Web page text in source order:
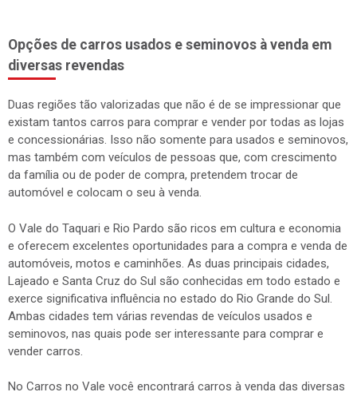
Opções de carros usados e seminovos à venda em
diversas revendas
Duas regiões tão valorizadas que não é de se impressionar que
existam tantos carros para comprar e vender por todas as lojas
e concessionárias. Isso não somente para usados e seminovos,
mas também com veículos de pessoas que, com crescimento
da família ou de poder de compra, pretendem trocar de
automóvel e colocam o seu à venda.
O Vale do Taquari e Rio Pardo são ricos em cultura e economia
e oferecem excelentes oportunidades para a compra e venda de
automóveis, motos e caminhões. As duas principais cidades,
Lajeado e Santa Cruz do Sul são conhecidas em todo estado e
exerce significativa influência no estado do Rio Grande do Sul.
Ambas cidades tem várias revendas de veículos usados e
seminovos, nas quais pode ser interessante para comprar e
vender carros.
No Carros no Vale você encontrará carros à venda das diversas